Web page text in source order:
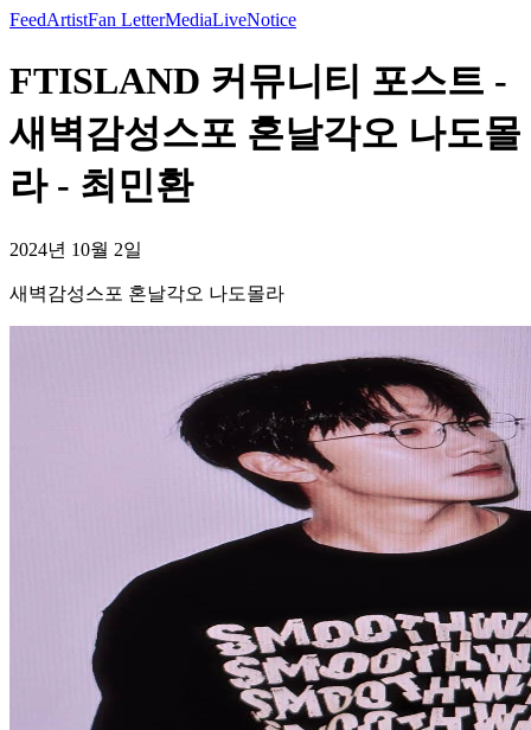
FeedArtistFan LetterMediaLiveNotice
FTISLAND 커뮤니티 포스트 -
새벽감성스포 혼날각오 나도몰
라 - 최민환
2024년 10월 2일
새벽감성스포 혼날각오 나도몰라